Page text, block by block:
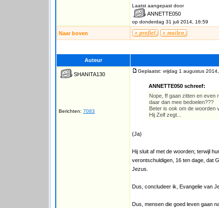
Laatst aangepast door
ANNETTE050
op donderdag 31 juli 2014, 16:59
Naar boven
Auteur
SHANITA130
Berichten: 7083
Geplaatst: vrijdag 1 augustus
ANNETTE050 schreef:
Nope, ff gaan zitten en even
daar dan mee bedoelen???
Beter is ook om de woorden
Hij Zelf zegt...
(Ja)
Hij sluit af met de woorden; terwijl
verontschuldigen, 16 ten dage, dat
Jezus.
Dus, concludeer ik, Evangelie van
Dus, mensen die goed leven gaan